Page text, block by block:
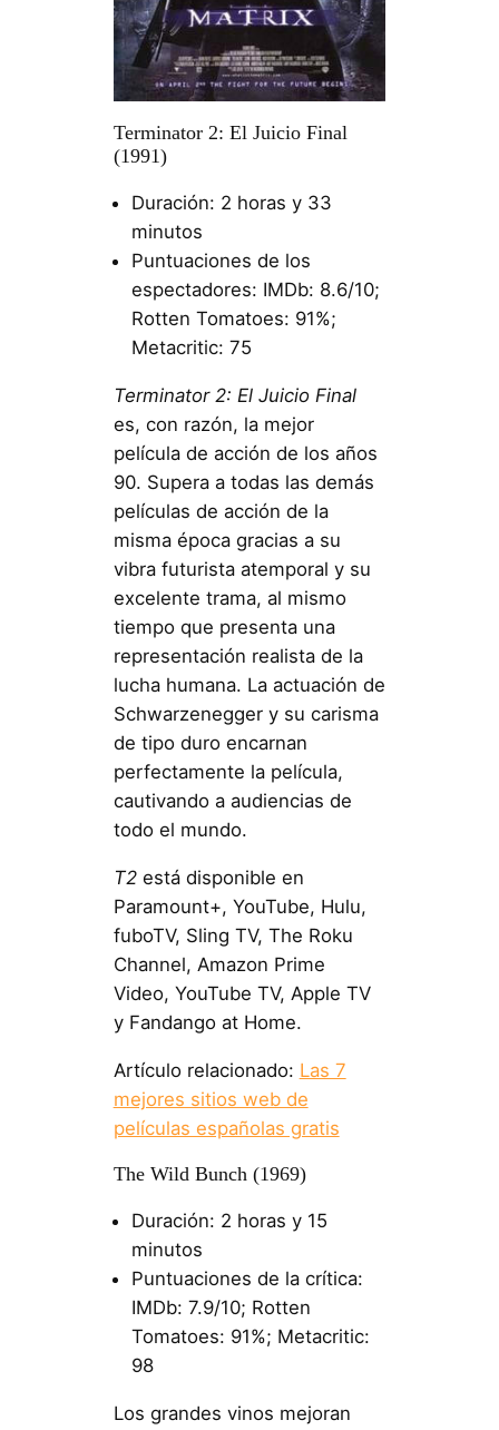
Terminator 2: El Juicio Final
(1991)
Duración: 2 horas y 33
minutos
Puntuaciones de los
espectadores: IMDb: 8.6/10;
Rotten Tomatoes: 91%;
Metacritic: 75
Terminator 2: El Juicio Final
es, con razón, la mejor
película de acción de los años
90. Supera a todas las demás
películas de acción de la
misma época gracias a su
vibra futurista atemporal y su
excelente trama, al mismo
tiempo que presenta una
representación realista de la
lucha humana. La actuación de
Schwarzenegger y su carisma
de tipo duro encarnan
perfectamente la película,
cautivando a audiencias de
todo el mundo.
T2está disponible en
Paramount+, YouTube, Hulu,
fuboTV, Sling TV, The Roku
Channel, Amazon Prime
Video, YouTube TV, Apple TV
y Fandango at Home.
Artículo relacionado: Las 7
mejores sitios web de
películas españolas gratis
The Wild Bunch (1969)
Duración: 2 horas y 15
minutos
Puntuaciones de la crítica:
IMDb: 7.9/10; Rotten
Tomatoes: 91%; Metacritic:
98
Los grandes vinos mejoran